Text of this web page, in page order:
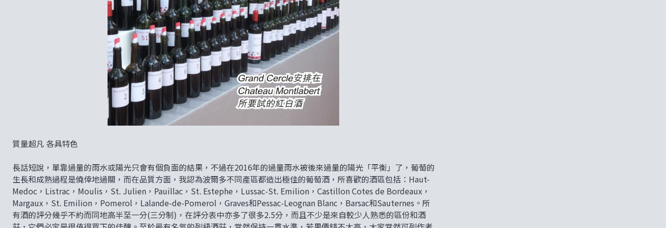
質量超凡 各具特色
長話短說，單靠過量的雨水或陽光只會有個負面的結果，不過在2016年的過量雨水被後來過量的陽光「平衡」了，葡萄的
生長和成熟過程是僥倖地過關，而在品質方面，我認為波爾多不同產區都造出極佳的葡萄酒，所喜歡的酒區包括：Haut-
Medoc，Listrac，Moulis，St. Julien，Pauillac，St. Estephe，Lussac-St. Emilion，Castillon Cotes de Bordeaux，
Margaux，St. Emilion，Pomerol，Lalande-de-Pomerol，Graves和Pessac-Leognan Blanc，Barsac和Sauternes。所
有酒的評分幾乎不約而同地高半至一分(三分制)，在評分表中亦多了很多2.5分，而且不少是來自較少人熟悉的區份和酒